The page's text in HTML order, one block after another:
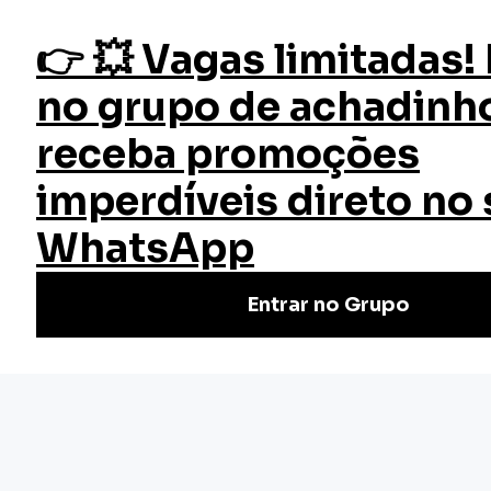
fazer login
Início Cursos Cursos Gratuitos Contabilidade Básica
Curso Contabilidade Básica
Faça o Curso de Contabilidade Básica Online Gratuito |
Certificado válido em todo Brasil. Não perca tempo, venha
conferir. Cursos rápidos e de qualidade.